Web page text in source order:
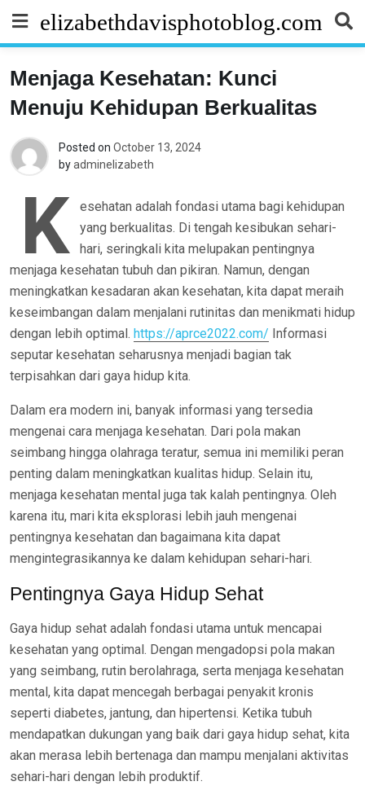
content
elizabethdavisphotoblog.com
Menjaga Kesehatan: Kunci
Menuju Kehidupan Berkualitas
Posted on October 13, 2024
byadminelizabeth
K
esehatan adalah fondasi utama bagi kehidupan
yang berkualitas. Di tengah kesibukan sehari-
hari, seringkali kita melupakan pentingnya
menjaga kesehatan tubuh dan pikiran. Namun, dengan
meningkatkan kesadaran akan kesehatan, kita dapat meraih
keseimbangan dalam menjalani rutinitas dan menikmati hidup
dengan lebih optimal. https://aprce2022.com/ Informasi
seputar kesehatan seharusnya menjadi bagian tak
terpisahkan dari gaya hidup kita.
Dalam era modern ini, banyak informasi yang tersedia
mengenai cara menjaga kesehatan. Dari pola makan
seimbang hingga olahraga teratur, semua ini memiliki peran
penting dalam meningkatkan kualitas hidup. Selain itu,
menjaga kesehatan mental juga tak kalah pentingnya. Oleh
karena itu, mari kita eksplorasi lebih jauh mengenai
pentingnya kesehatan dan bagaimana kita dapat
mengintegrasikannya ke dalam kehidupan sehari-hari.
Pentingnya Gaya Hidup Sehat
Gaya hidup sehat adalah fondasi utama untuk mencapai
kesehatan yang optimal. Dengan mengadopsi pola makan
yang seimbang, rutin berolahraga, serta menjaga kesehatan
mental, kita dapat mencegah berbagai penyakit kronis
seperti diabetes, jantung, dan hipertensi. Ketika tubuh
mendapatkan dukungan yang baik dari gaya hidup sehat, kita
akan merasa lebih bertenaga dan mampu menjalani aktivitas
sehari-hari dengan lebih produktif.